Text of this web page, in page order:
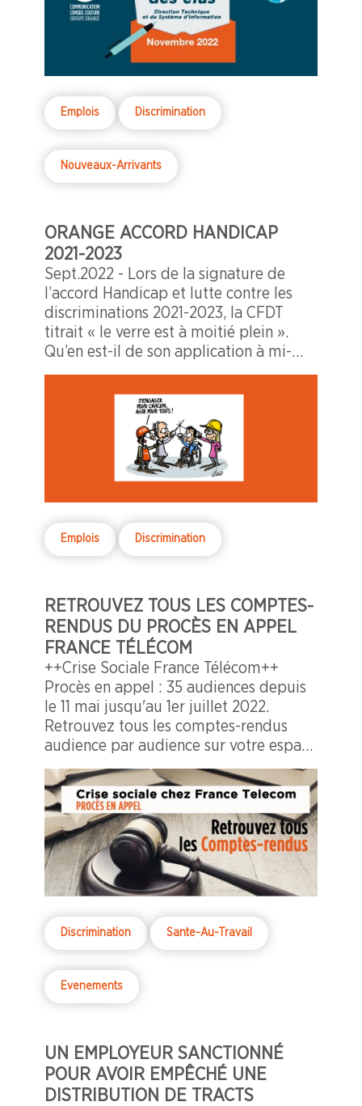
Emplois Discrimination
Nouveaux-Arrivants
ORANGE ACCORD HANDICAP
2021-2023
Sept.2022 - Lors de la signature de
l’accord Handicap et lutte contre les
discriminations 2021-2023, la CFDT
titrait « le verre est à moitié plein ».
Qu’en est-il de son application à mi-
mandat ?
Emplois Discrimination
RETROUVEZ TOUS LES COMPTES-
RENDUS DU PROCÈS EN APPEL
FRANCE TÉLÉCOM
++Crise Sociale France Télécom++
Procès en appel : 35 audiences depuis
le 11 mai jusqu'au 1er juillet 2022.
Retrouvez tous les comptes-rendus
audience par audience sur votre espace
"Adhérents" de l'application mobile
CFDT Orange... La marche à suivre en
vidéo...
Discrimination Sante-Au-Travail
Evenements
UN EMPLOYEUR SANCTIONNÉ
POUR AVOIR EMPÊCHÉ UNE
DISTRIBUTION DE TRACTS